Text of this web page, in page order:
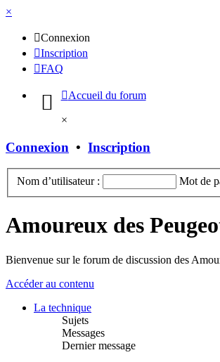
×
Connexion
Inscription
FAQ
Accueil du forum
×
Connexion • Inscription
Nom d’utilisateur : Mot de
Amoureux des
Bienvenue sur le forum de discussion des
Accéder au contenu
La technique
Sujets
Messages
Dernier message